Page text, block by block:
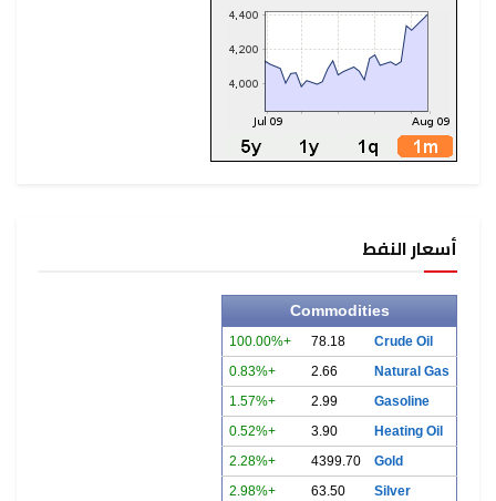
أسعار النفط
Commodities
Crude Oil
78.18
+100.00%
Natural Gas
2.66
+0.83%
Gasoline
2.99
+1.57%
Heating Oil
3.90
+0.52%
Gold
4399.70
+2.28%
Silver
63.50
+2.98%